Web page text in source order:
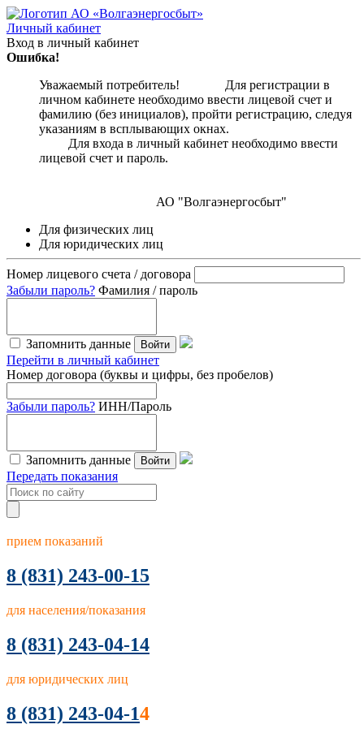
Личный кабинет
Вход в личный кабинет
Ошибка!
Уважаемый потребитель! Для регистрации в
личном кабинете необходимо ввести лицевой счет и
фамилию (без инициалов), пройти регистрацию, следуя
указаниям в всплывающих окнах.
Для входа в личный кабинет необходимо ввести
лицевой счет и пароль.
АО "Волгаэнергосбыт"
Для физических лиц
Для юридических лиц
Номер лицевого счета / договора
Забыли пароль? Фамилия / пароль
Запомнить данные Войти
Перейти в личный кабинет
Номер договора (буквы и цифры, без пробелов)
Забыли пароль? ИНН/Пароль
Запомнить данные Войти
Передать показания
прием показаний
8 (831) 243-00-15
для населения/показания
8 (831) 243-04-14
для юридических лиц
8 (831) 243-04-14